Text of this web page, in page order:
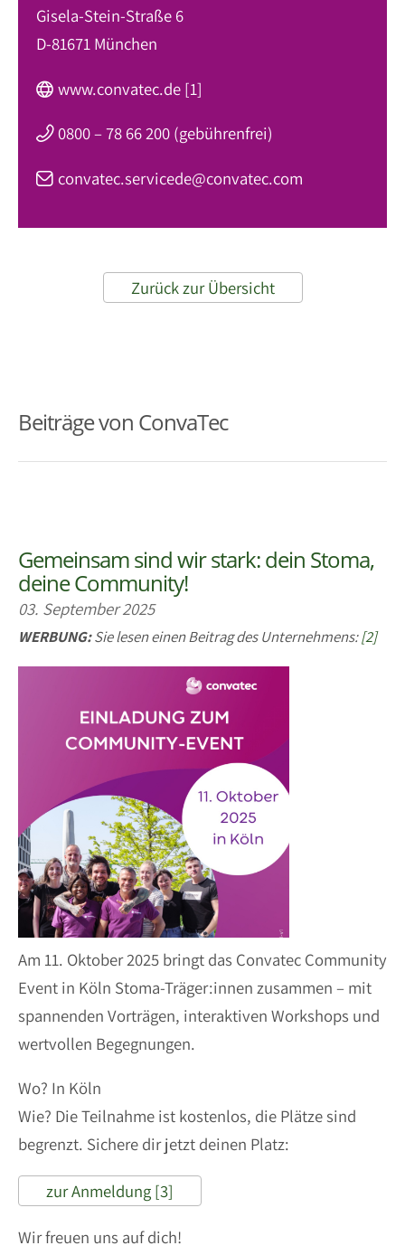
Gisela-Stein-Straße 6
D-81671 München
www.convatec.de [1]
0800 – 78 66 200 (gebührenfrei)
convatec.servicede@convatec.com
Zurück zur Übersicht
Beiträge von ConvaTec
Gemeinsam sind wir stark: dein Stoma,
deine Community!
03. September 2025
WERBUNG:Sie lesen einen Beitrag des Unternehmens:[2]
Am 11. Oktober 2025 bringt das Convatec Community
Event in Köln Stoma-Träger:innen zusammen – mit
spannenden Vorträgen, interaktiven Workshops und
wertvollen Begegnungen.
Wo? In Köln
Wie? Die Teilnahme ist kostenlos, die Plätze sind
begrenzt. Sichere dir jetzt deinen Platz:
zur Anmeldung [3]
Wir freuen uns auf dich!